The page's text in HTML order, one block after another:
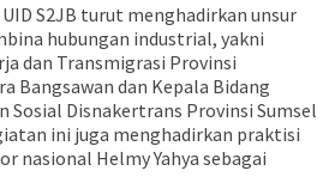
S2JB turut menghadirkan unsur
hubungan industrial, yakni
dan Transmigrasi Provinsi
Bangsawan dan Kepala Bidang
Sosial Disnakertrans Provinsi Sumsel
ini juga menghadirkan praktisi
nasional Helmy Yahya sebagai